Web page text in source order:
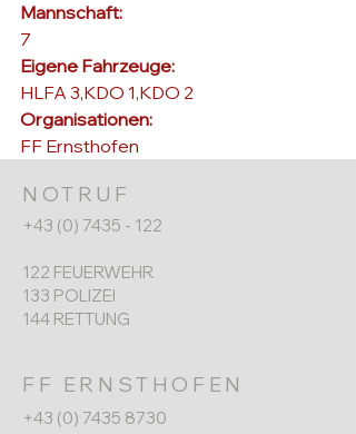
Mannschaft:
7
Eigene Fahrzeuge:
HLFA 3,KDO 1,KDO 2
Organisationen:
FF Ernsthofen
NOTRUF
+43 (0) 7435 - 122
122 FEUERWEHR
133 POLIZEI
144 RETTUNG
FF ERNSTHOFEN
+43 (0) 7435 8730